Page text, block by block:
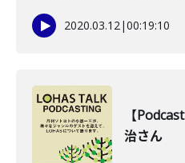
2020.03.12|00:19:10
【
治さん